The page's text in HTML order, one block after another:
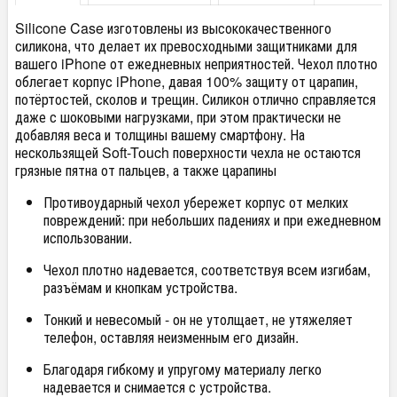
Silicone Case изготовлены из высококачественного
силикона, что делает их превосходными защитниками для
вашего iPhone от ежедневных неприятностей. Чехол плотно
облегает корпус iPhone, давая 100% защиту от царапин,
потёртостей, сколов и трещин. Силикон отлично справляется
даже с шоковыми нагрузками, при этом практически не
добавляя веса и толщины вашему смартфону. На
нескользящей Soft-Touch поверхности чехла не остаются
грязные пятна от пальцев, а также царапины
Противоударный чехол убережет корпус от мелких
повреждений: при небольших падениях и при ежедневном
использовании.
Чехол плотно надевается, соответствуя всем изгибам,
разъёмам и кнопкам устройства.
Тонкий и невесомый - он не утолщает, не утяжеляет
телефон, оставляя неизменным его дизайн.
Благодаря гибкому и упругому материалу легко
надевается и снимается с устройства.